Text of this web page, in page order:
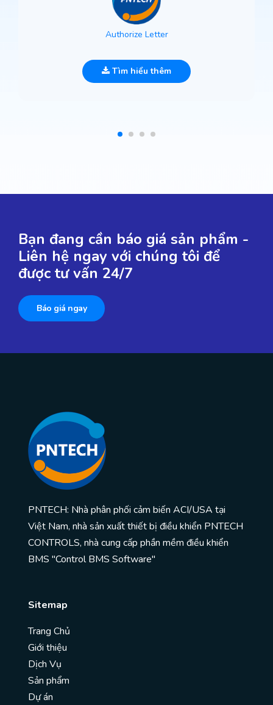
Authorize Letter
Tìm hiểu thêm
Bạn đang cần báo giá sản phẩm -
Liên hệ ngay với chúng tôi để
được tư vấn 24/7
Báo giá ngay
PNTECH: Nhà phân phối cảm biến ACI/USA tại
Việt Nam, nhà sản xuất thiết bị điều khiển PNTECH
CONTROLS, nhà cung cấp phần mềm điều khiển
BMS "Control BMS Software"
Sitemap
Trang Chủ
Giới thiệu
Dịch Vụ
Sản phẩm
Dự án